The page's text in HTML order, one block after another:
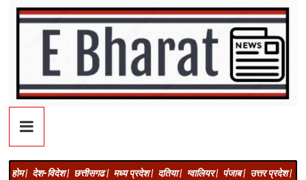
होम | देश-विदेश | छत्तीसगढ | मध्य प्रदेश | दतिया | ग्वालियर | पंजाब | उत्तर प्रदेश |